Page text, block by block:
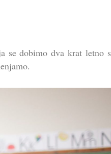
se dobimo dva krat letno s